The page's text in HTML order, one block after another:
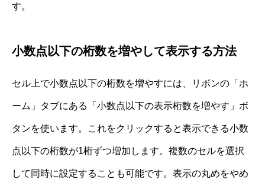
す。
小数点以下の桁数を増やして表示する方法
セル上で小数点以下の桁数を増やすには、リボンの「ホ
ーム」タブにある「小数点以下の表示桁数を増やす」ボ
タンを使います。これをクリックすると表示できる小数
点以下の桁数が1桁ずつ増加します。複数のセルを選択
して同時に設定することも可能です。表示の丸めをやめ